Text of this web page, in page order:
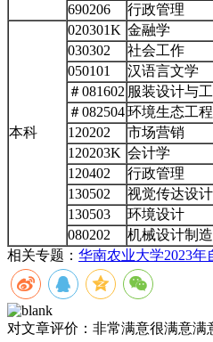
690206
行政管理
本科
020301K 金融学
030302
社会工作
050101
汉语言文学
＃081602 服装设计与
＃082504环境生态工程
120202
市场营销
120203K 会计学
120402
行政管理
130502
视觉传达设计
130503
环境设计
080202
机械设计制
相关专题： 华南农业大学2023年
对文章评价： 非常满意很满意满